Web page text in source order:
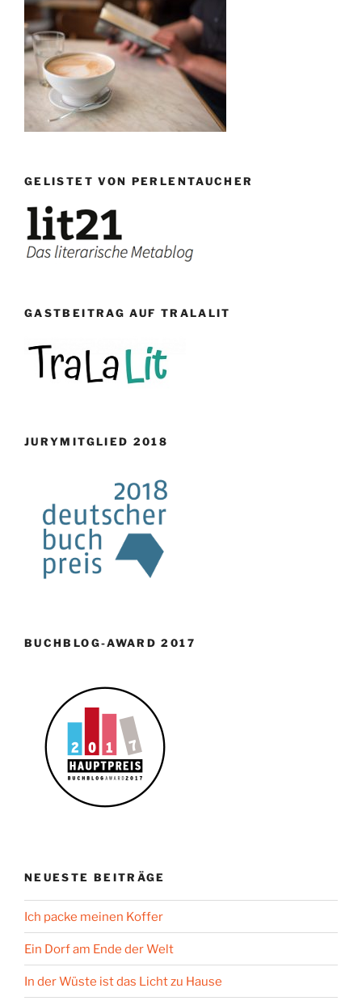
GELISTET VON PERLENTAUCHER
GASTBEITRAG AUF TRALALIT
JURYMITGLIED 2018
BUCHBLOG-AWARD 2017
NEUESTE BEITRÄGE
Ich packe meinen Koffer
Ein Dorf am Ende der Welt
In der Wüste ist das Licht zu Hause